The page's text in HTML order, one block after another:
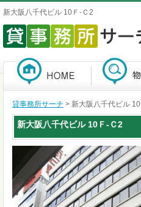
新大阪八千代ビル 10Ｆ-Ｃ2
貸事務所サーチ > 新大阪八千代ビル
新大阪八千代ビル10Ｆ-Ｃ2